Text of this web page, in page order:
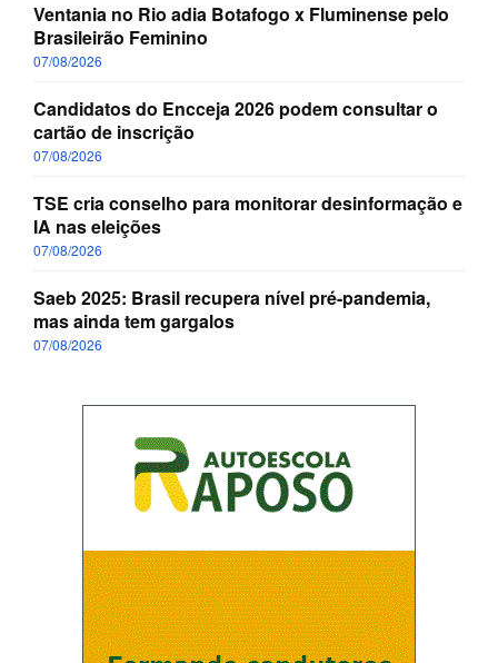
Ventania no Rio adia Botafogo x Fluminense pelo
Brasileirão Feminino
07/08/2026
Candidatos do Encceja 2026 podem consultar o
cartão de inscrição
07/08/2026
TSE cria conselho para monitorar desinformação e
IA nas eleições
07/08/2026
Saeb 2025: Brasil recupera nível pré-pandemia,
mas ainda tem gargalos
07/08/2026